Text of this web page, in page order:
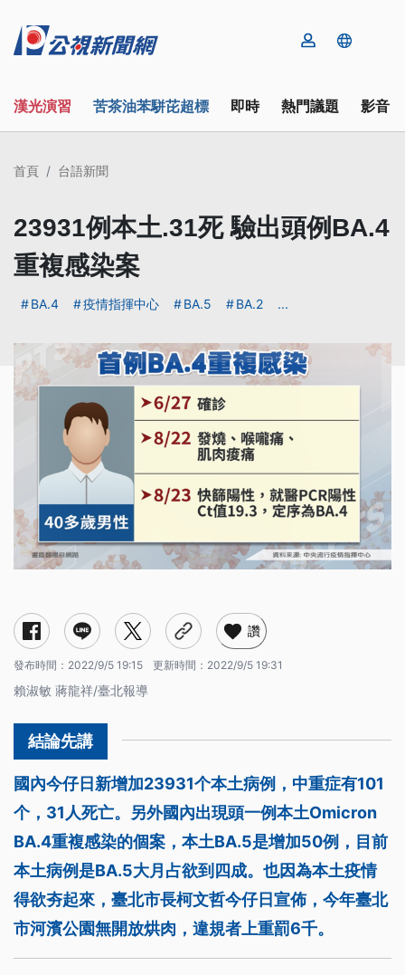
漢光演習 苦茶油苯駢芘超標 即時 熱門議題 影音
首頁 台語新聞
23931例本土.31死 驗出頭例BA.4
重複感染案
BA.4 疫情指揮中心 BA.5 BA.2 ...
讚
發布時間： 2022/9/5 19:15 更新時間： 2022/9/5 19:31
賴淑敏 蔣龍祥/臺北報導
國內今仔日新增加23931个本土病例，中重症有101
个，31人死亡。另外國內出現頭一例本土Omicron
BA.4重複感染的個案，本土BA.5是增加50例，目前
本土病例是BA.5大月占欲到四成。也因為本土疫情
得欲夯起來，臺北市長柯文哲今仔日宣佈，今年臺北
市河濱公園無開放烘肉，違規者上重罰6千。